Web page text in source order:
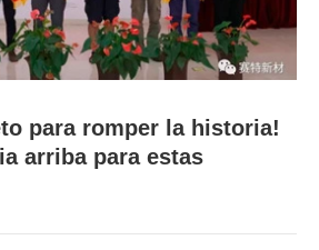
para romper la historia!
arriba para estas